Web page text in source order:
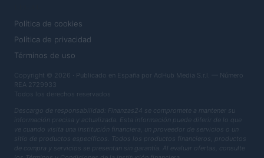
Política de cookies
Política de privacidad
Términos de uso
Copyright © 2026 · Publicado en España por AdHub Media S.r.l. — Número
REA 2729933
Todos los derechos reservados
Descargo de responsabilidad: Finanzas24 se compromete a mantener su
información precisa y actualizada. Esta información puede diferir de lo que
ve cuando visita una institución financiera, un proveedor de servicios o un
sitio de productos específicos. Todos los productos financieros, productos
de compra y servicios se presentan sin garantía. Al evaluar ofertas, consulte